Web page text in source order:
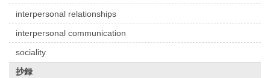
interpersonal relationships
interpersonal communication
sociality
抄録